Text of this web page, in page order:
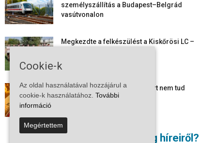
Nem akar lemaradni a térség híreiről?
személyszállítás a Budapest–Belgrád
vasútvonalon
Megkezdte a felkészülést a Kiskőrösi LC –
Mi történik Európa felett? Ezért nem tud
szabadulni a kontinens a...
Folyamatosak a nyári karbantartási munkálatok
Cookie-k
Az oldal használatával hozzájárul a
cookie-k használatához. További
információ
Megértettem